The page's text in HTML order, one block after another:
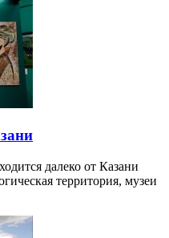
далеко от Казани
территория, музеи